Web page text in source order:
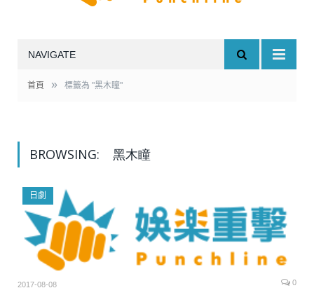
NAVIGATE
首頁 » 標籤為 "黑木瞳"
BROWSING: 黑木瞳
日劇
2017-08-08 0